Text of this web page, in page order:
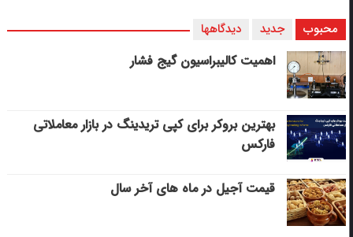
محبوب جدید دیدگاهها
اهمیت کالیبراسیون گیج فشار
بهترین بروکر برای کپی‌ تریدینگ در بازار معاملاتی
فارکس
قیمت آجیل در ماه های آخر سال